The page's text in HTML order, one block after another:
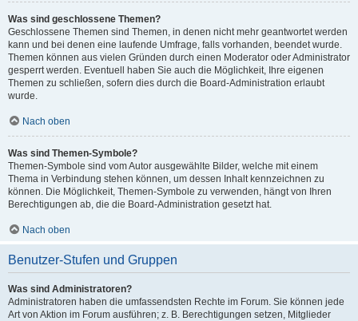
Was sind geschlossene Themen?
Geschlossene Themen sind Themen, in denen nicht mehr geantwortet werden
kann und bei denen eine laufende Umfrage, falls vorhanden, beendet wurde.
Themen können aus vielen Gründen durch einen Moderator oder Administrator
gesperrt werden. Eventuell haben Sie auch die Möglichkeit, Ihre eigenen
Themen zu schließen, sofern dies durch die Board-Administration erlaubt
wurde.
Nach oben
Was sind Themen-Symbole?
Themen-Symbole sind vom Autor ausgewählte Bilder, welche mit einem
Thema in Verbindung stehen können, um dessen Inhalt kennzeichnen zu
können. Die Möglichkeit, Themen-Symbole zu verwenden, hängt von Ihren
Berechtigungen ab, die die Board-Administration gesetzt hat.
Nach oben
Benutzer-Stufen und Gruppen
Was sind Administratoren?
Administratoren haben die umfassendsten Rechte im Forum. Sie können jede
Art von Aktion im Forum ausführen; z. B. Berechtigungen setzen, Mitglieder